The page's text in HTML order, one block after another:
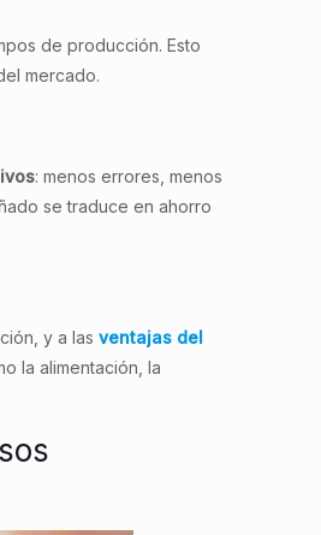
de producción. Esto
mercado.
: menos errores, menos
se traduce en ahorro
y a lasventajas del
la alimentación, la